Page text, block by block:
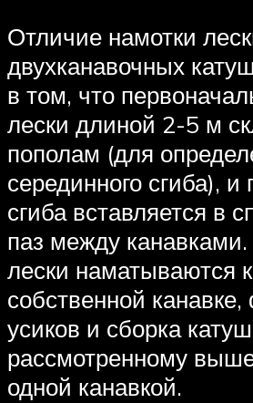
Отличие намотки
двухканавочных
в том, что
лески длиной 2-5 м
пополам (для
серединного сгиба), и
сгиба вставляется в
паз между
лески наматываются
собственной
усиков и сборка
рассмотренному
одной канавкой.